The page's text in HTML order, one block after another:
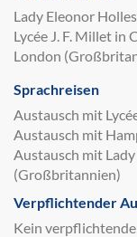
Lady Eleonor
Lycée J. F. Millet in
London
Sprachreisen
Austausch mit
Austausch mit
Austausch mit
(Großbritannien)
Verpflichtender
Kein